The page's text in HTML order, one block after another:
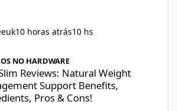
10 horas atrás10 hs
NO HARDWARE
Reviews: Natural Weight
Support Benefits,
Pros & Cons!